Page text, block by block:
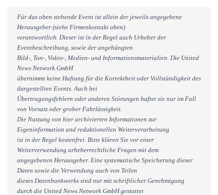
Für das oben stehende Event ist allein der jeweils angegebene
Herausgeber (siehe Firmenkontakt oben)
verantwortlich. Dieser ist in der Regel auch Urheber der
Eventbeschreibung, sowie der angehängten
Bild-, Ton-, Video-, Medien- und Informationsmaterialien. Die United
News Network GmbH
übernimmt keine Haftung für die Korrektheit oder Vollständigkeit des
dargestellten Events. Auch bei
Übertragungsfehlern oder anderen Störungen haftet sie nur im Fall
von Vorsatz oder grober Fahrlässigkeit.
Die Nutzung von hier archivierten Informationen zur
Eigeninformation und redaktionellen Weiterverarbeitung
ist in der Regel kostenfrei. Bitte klären Sie vor einer
Weiterverwendung urheberrechtliche Fragen mit dem
angegebenen Herausgeber. Eine systematische Speicherung dieser
Daten sowie die Verwendung auch von Teilen
dieses Datenbankwerks sind nur mit schriftlicher Genehmigung
durch die United News Network GmbH gestattet